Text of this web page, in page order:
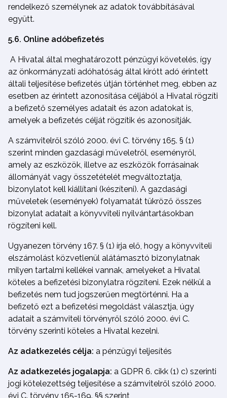
rendelkező személynek az adatok továbbításával
együtt.
5.6. Online adóbefizetés
A Hivatal által meghatározott pénzügyi követelés, így
az önkormányzati adóhatóság által kirótt adó érintett
általi teljesítése befizetés útján történhet meg, ebben az
esetben az érintett azonosítása céljából a Hivatal rögzíti
a befizető személyes adatait és azon adatokat is,
amelyek a befizetés célját rögzítik és azonosítják.
A számvitelről szóló 2000. évi C. törvény 165. § (1)
szerint minden gazdasági műveletről, eseményről,
amely az eszközök, illetve az eszközök forrásainak
állományát vagy összetételét megváltoztatja,
bizonylatot kell kiállítani (készíteni). A gazdasági
műveletek (események) folyamatát tükröző összes
bizonylat adatait a könyvviteli nyilvántartásokban
rögzíteni kell.
Ugyanezen törvény 167. § (1) írja elő, hogy a könyvviteli
elszámolást közvetlenül alátámasztó bizonylatnak
milyen tartalmi kellékei vannak, amelyeket a Hivatal
köteles a befizetési bizonylatra rögzíteni. Ezek nélkül a
befizetés nem tud jogszerűen megtörténni. Ha a
befizető ezt a befizetési megoldást választja, úgy
adatait a számviteli törvényről szóló 2000. évi C.
törvény szerinti köteles a Hivatal kezelni.
Az adatkezelés célja: a pénzügyi teljesítés
Az adatkezelés jogalapja: a GDPR 6. cikk (1) c) szerinti
jogi kötelezettség teljesítése a számvitelről szóló 2000.
évi C. törvény 165-169. §§ szerint